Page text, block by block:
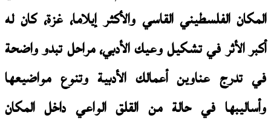
المكان الفلسطيني القاسي والأكثر إيلاما، غزة، كان له
أكبر الأثر في تشكيل وعيك الأدبي،مراحلتبدو واضحة
في تدرج عناوين أعمالك الأدبية وتنوع مواضيعها
وأساليبها في حالة من القلق الواعي داخل المكان